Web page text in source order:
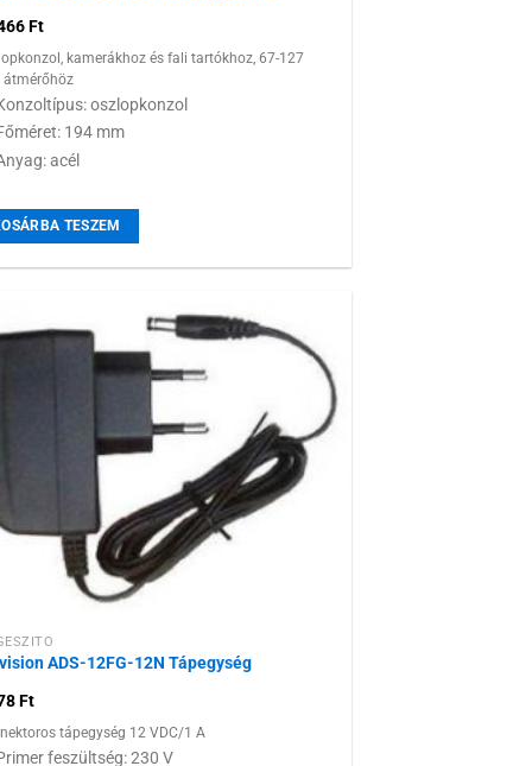
Ft
kamerákhoz és fali tartókhoz, 67-127
átmérőhöz
oszlopkonzol
194 mm
acél
TESZEM
kívánságlistához
ADS-12FG-12N Tápegység
Ft
tápegység 12 VDC/1 A
feszültség: 230 V